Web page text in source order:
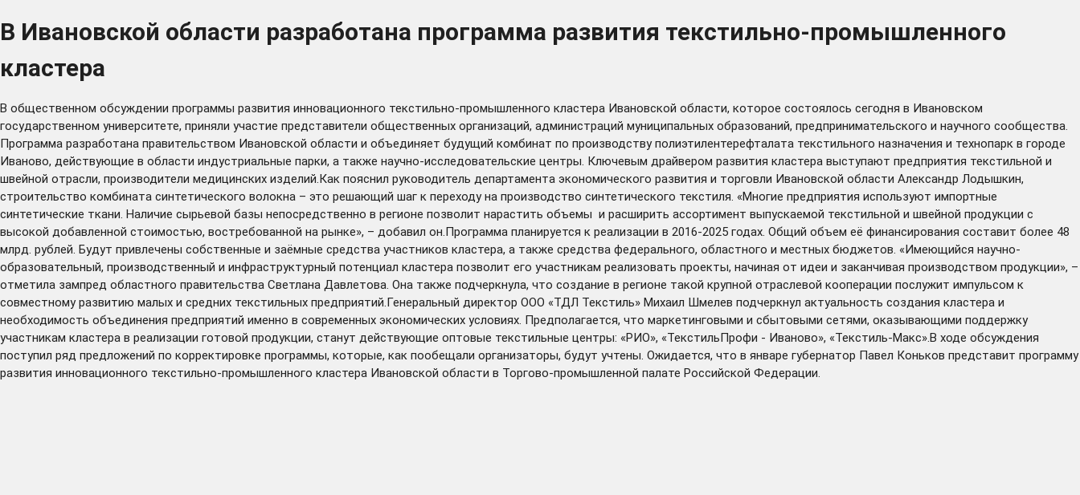
В Ивановской области разработана программа развития текстильно-промышленного
кластера
В общественном обсуждении программы развития инновационного текстильно-промышленного кластера Ивановской области, которое состоялось сегодня в Ивановском
государственном университете, приняли участие представители общественных организаций, администраций муниципальных образований, предпринимательского и научного сообщества.
Программа разработана правительством Ивановской области и объединяет будущий комбинат по производству полиэтилентерефталата текстильного назначения и технопарк в городе
Иваново, действующие в области индустриальные парки, а также научно-исследовательские центры. Ключевым драйвером развития кластера выступают предприятия текстильной и
швейной отрасли, производители медицинских изделий.Как пояснил руководитель департамента экономического развития и торговли Ивановской области Александр Лодышкин,
строительство комбината синтетического волокна – это решающий шаг к переходу на производство синтетического текстиля. «Многие предприятия используют импортные
синтетические ткани. Наличие сырьевой базы непосредственно в регионе позволит нарастить объемы и расширить ассортимент выпускаемой текстильной и швейной продукции с
высокой добавленной стоимостью, востребованной на рынке», – добавил он.Программа планируется к реализации в 2016-2025 годах. Общий объем её финансирования составит более 48
млрд. рублей. Будут привлечены собственные и заёмные средства участников кластера, а также средства федерального, областного и местных бюджетов. «Имеющийся научно-
образовательный, производственный и инфраструктурный потенциал кластера позволит его участникам реализовать проекты, начиная от идеи и заканчивая производством продукции», –
отметила зампред областного правительства Светлана Давлетова. Она также подчеркнула, что создание в регионе такой крупной отраслевой кооперации послужит импульсом к
совместному развитию малых и средних текстильных предприятий.Генеральный директор ООО «ТДЛ Текстиль» Михаил Шмелев подчеркнул актуальность создания кластера и
необходимость объединения предприятий именно в современных экономических условиях. Предполагается, что маркетинговыми и сбытовыми сетями, оказывающими поддержку
участникам кластера в реализации готовой продукции, станут действующие оптовые текстильные центры: «РИО», «ТекстильПрофи - Иваново», «Текстиль-Макс».В ходе обсуждения
поступил ряд предложений по корректировке программы, которые, как пообещали организаторы, будут учтены. Ожидается, что в январе губернатор Павел Коньков представит программу
развития инновационного текстильно-промышленного кластера Ивановской области в Торгово-промышленной палате Российской Федерации.